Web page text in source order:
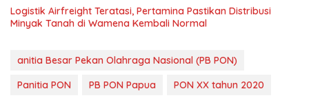
Logistik Airfreight Teratasi, Pertamina Pastikan Distribusi
Minyak Tanah di Wamena Kembali Normal
anitia Besar Pekan Olahraga Nasional (PB PON)
Panitia PON
PB PON Papua PON XX tahun 2020